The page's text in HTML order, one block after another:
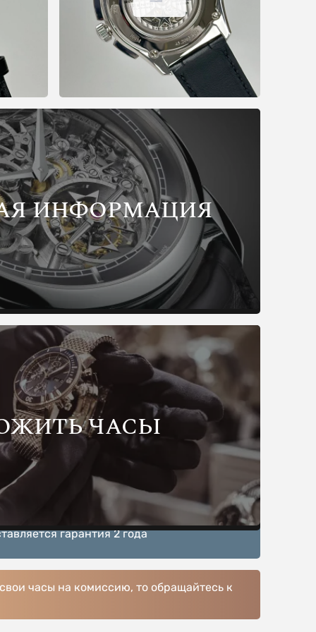
ИНФОРМАЦИЯ
ЧАСЫ
гарантия 2 года
часы на комиссию, то обращайтесь к